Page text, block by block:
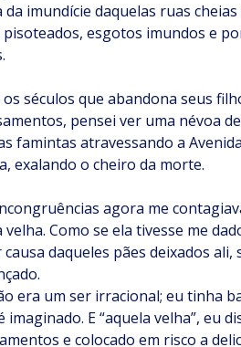
imundície daquelas ruas cheias
esgotos imundos e
séculos que abandona seus
pensei ver uma névoa
famintas atravessando a
exalando o cheiro da morte.
agora me
Como se ela tivesse me
daqueles pães deixados ali,
era um ser irracional; eu tinha
E “aquela velha”, eu
e colocado em risco a